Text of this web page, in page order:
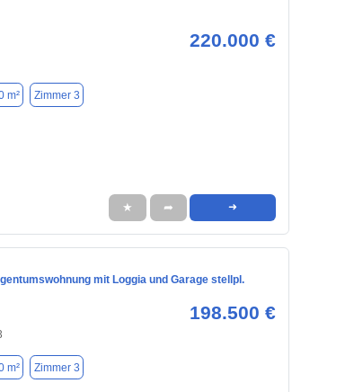
220.000 €
m² Zimmer 3
★ ➦ ➜
mit Loggia und Garage stellpl.
198.500 €
m² Zimmer 3